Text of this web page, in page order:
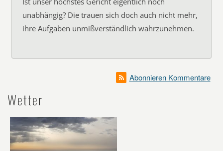
unabhängig? Die trauen sich doch auch nicht mehr,
ihre Aufgaben unmißverständlich wahrzunehmen.
Abonnieren Kommentare
Wetter